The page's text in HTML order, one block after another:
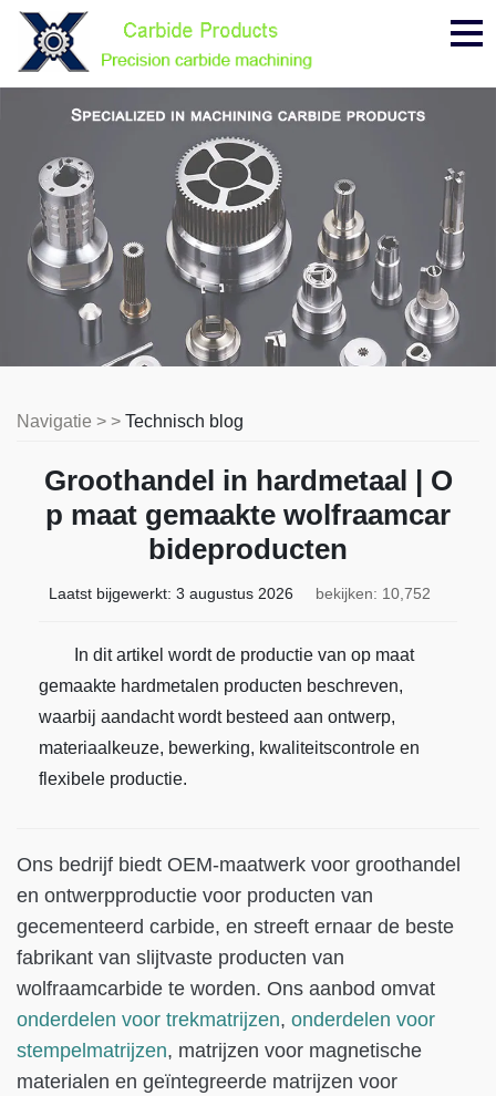
Navigatie > > Technisch blog
Groothandel in hardmetaal | O
p maat gemaakte wolfraamcar
bideproducten
Laatst bijgewerkt: 3 augustus 2026 bekijken: 10,752
In dit artikel wordt de productie van op maat
gemaakte hardmetalen producten beschreven,
waarbij aandacht wordt besteed aan ontwerp,
materiaalkeuze, bewerking, kwaliteitscontrole en
flexibele productie.
Ons bedrijf biedt OEM-maatwerk voor groothandel
en ontwerpproductie voor producten van
gecementeerd carbide, en streeft ernaar de beste
fabrikant van slijtvaste producten van
wolfraamcarbide te worden. Ons aanbod omvat
onderdelen voor trekmatrijzen, onderdelen voor
stempelmatrijzen, matrijzen voor magnetische
materialen en geïntegreerde matrijzen voor